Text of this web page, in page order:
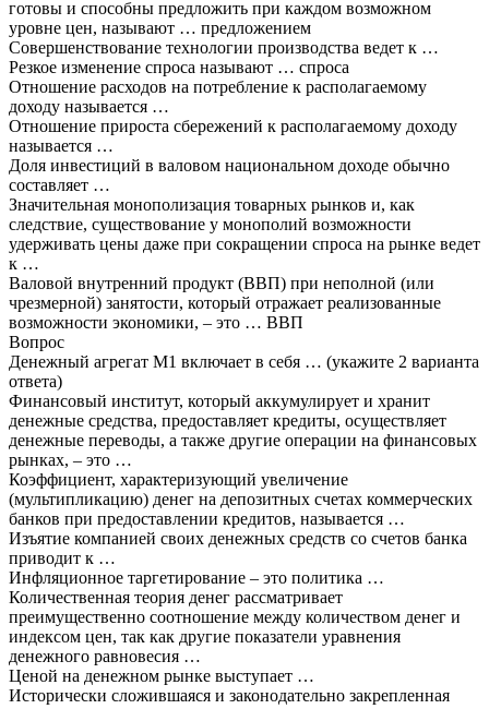
готовы и способны предложить при каждом возможном
уровне цен, называют … предложением
Совершенствование технологии производства ведет к …
Резкое изменение спроса называют … спроса
Отношение расходов на потребление к располагаемому
доходу называется …
Отношение прироста сбережений к располагаемому доходу
называется …
Доля инвестиций в валовом национальном доходе обычно
составляет …
Значительная монополизация товарных рынков и, как
следствие, существование у монополий возможности
удерживать цены даже при сокращении спроса на рынке ведет
к …
Валовой внутренний продукт (ВВП) при неполной (или
чрезмерной) занятости, который отражает реализованные
возможности экономики, – это … ВВП
Вопрос
Денежный агрегат М1 включает в себя … (укажите 2 варианта
ответа)
Финансовый институт, который аккумулирует и хранит
денежные средства, предоставляет кредиты, осуществляет
денежные переводы, а также другие операции на финансовых
рынках, – это …
Коэффициент, характеризующий увеличение
(мультипликацию) денег на депозитных счетах коммерческих
банков при предоставлении кредитов, называется …
Изъятие компанией своих денежных средств со счетов банка
приводит к …
Инфляционное таргетирование – это политика …
Количественная теория денег рассматривает
преимущественно соотношение между количеством денег и
индексом цен, так как другие показатели уравнения
денежного равновесия …
Ценой на денежном рынке выступает …
Исторически сложившаяся и законодательно закрепленная